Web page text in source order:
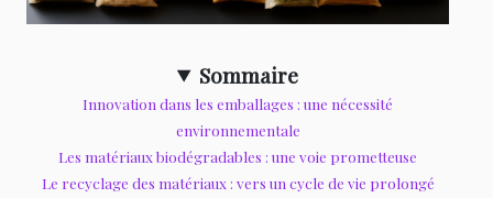
Sommaire
Innovation dans les emballages : une nécessité
environnementale
Les matériaux biodégradables : une voie prometteuse
Le recyclage des matériaux : vers un cycle de vie prolongé